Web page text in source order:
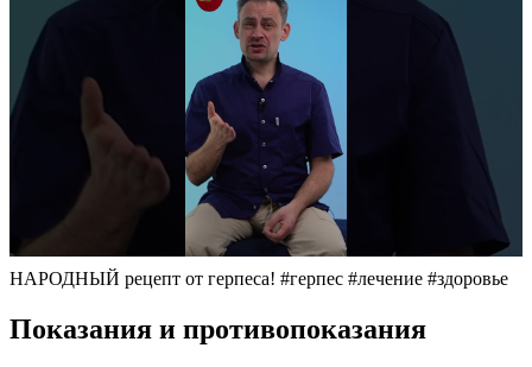
НАРОДНЫЙ рецепт от герпеса! #герпес #лечение #здоровье
Показания и противопоказания